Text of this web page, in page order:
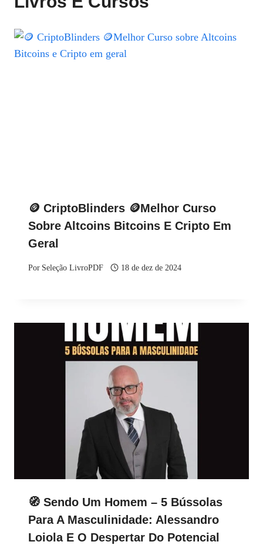
🪙 CriptoBlinders 🪙Melhor Curso
Sobre Altcoins Bitcoins E Cripto Em
Geral
Por Seleção LivroPDF 18 de dez de 2024
🧭 Sendo Um Homem – 5 Bússolas
Para A Masculinidade: Alessandro
Loiola E O Despertar Do Potencial